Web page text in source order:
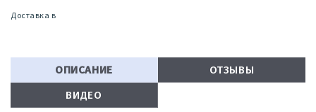
Доставка в
ОПИСАНИЕ
ОТЗЫВЫ
ВИДЕО